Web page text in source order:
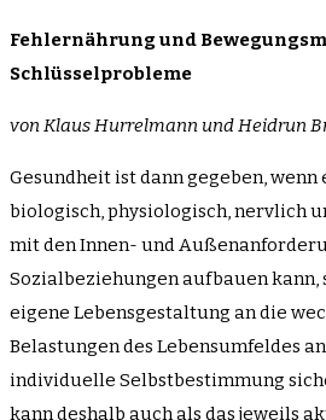
Fehlernährung und
Schlüsselprobleme
von Klaus Hurrelmann und Heidrun
Gesundheit ist dann gegeben,
biologisch, physiologisch, nervlich
mit den Innen- und
Sozialbeziehungen aufbauen
eigene Lebensgestaltung an die
Belastungen des Lebensumfeldes
individuelle Selbstbestimmung
kann deshalb auch als das jeweils